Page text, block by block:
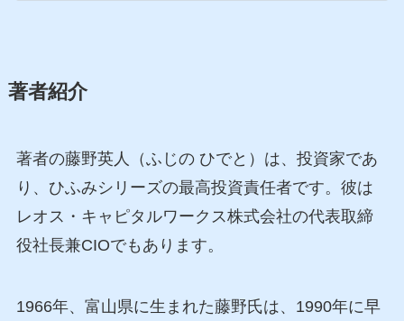
著者紹介
著者の藤野英人（ふじの ひでと）は、投資家であ
り、ひふみシリーズの最高投資責任者です。彼は
レオス・キャピタルワークス株式会社の代表取締
役社長兼CIOでもあります。
1966年、富山県に生まれた藤野氏は、1990年に早